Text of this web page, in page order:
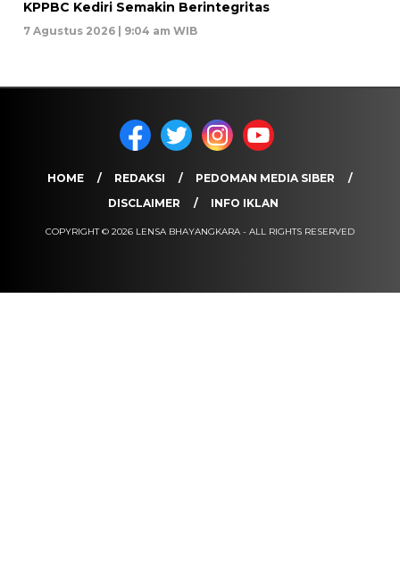
KPPBC Kediri Semakin Berintegritas
7 Agustus 2026 | 9:04 am WIB
HOME REDAKSI
PEDOMAN MEDIA SIBER
DISCLAIMER
INFO IKLAN
COPYRIGHT © 2026 LENSA BHAYANGKARA - ALL RIGHTS RESERVED